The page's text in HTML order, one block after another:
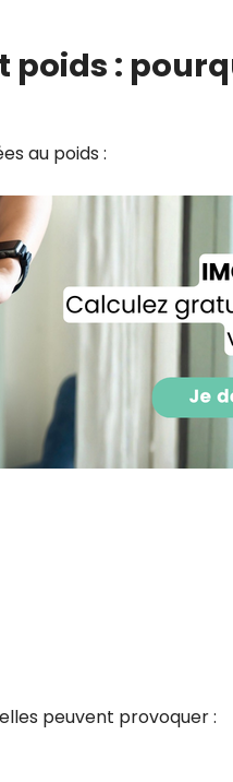
poids :
au poids :
peuvent provoquer :
spécial
Je
Prisma
des
pourrons
l'heure à
des
utilisez.
voir notre
Je